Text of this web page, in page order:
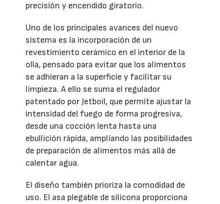
precisión y encendido giratorio.
Uno de los principales avances del nuevo
sistema es la incorporación de un
revestimiento cerámico en el interior de la
olla, pensado para evitar que los alimentos
se adhieran a la superficie y facilitar su
limpieza. A ello se suma el regulador
patentado por Jetboil, que permite ajustar la
intensidad del fuego de forma progresiva,
desde una cocción lenta hasta una
ebullición rápida, ampliando las posibilidades
de preparación de alimentos más allá de
calentar agua.
El diseño también prioriza la comodidad de
uso. El asa plegable de silicona proporciona